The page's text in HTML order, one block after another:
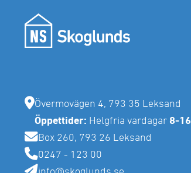
Övermovägen 4, 793 35 Leksand
Öppettider: Helgfria vardagar 8-16
Box 260, 793 26 Leksand
0247 - 123 00